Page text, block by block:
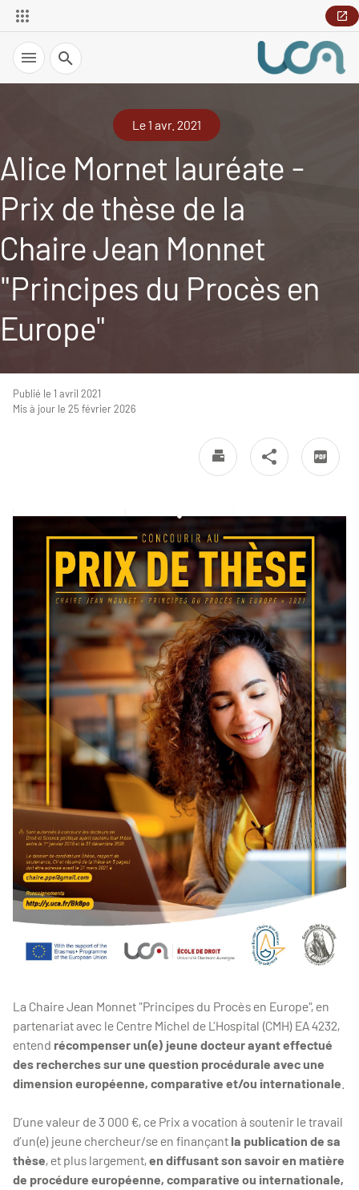
Recherche
Le 1 avr. 2021
Alice Mornet lauréate -
Prix de thèse de la
Chaire Jean Monnet
"Principes du Procès en
Europe"
Publié le 1 avril 2021
Mis à jour le 25 février 2026
La Chaire Jean Monnet "Principes du Procès en Europe", en
partenariat avec le Centre Michel de L’Hospital (CMH) EA 4232,
entend récompenser un(e) jeune docteur ayant effectué
des recherches sur une question procédurale avec une
dimension européenne, comparative et/ou internationale
D’une valeur de 3 000 €, ce Prix a vocation à soutenir le travail
d’un(e) jeune chercheur/se en finançant la publication de sa
thèse, et plus largement,en diffusant son savoir en matière
de procédure européenne, comparative ou internationale,